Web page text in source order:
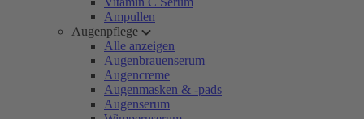
Ampullen
Augenpflege
Alle anzeigen
Augenbrauenserum
Augencreme
Augenmasken & -pads
Augenserum